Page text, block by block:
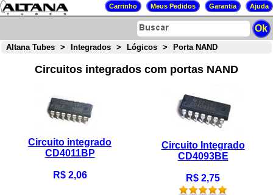
Altana Tubes > Integrados > Lógicos > Porta NAND
Circuitos integrados com portas NAND
Circuito integrado
CD4011BP
R$ 2,06
Circuito Integrado
CD4093BE
R$ 2,75